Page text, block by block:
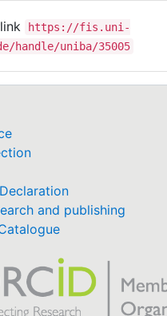
https://fis.uni-
handle/uniba/35005
and publishing